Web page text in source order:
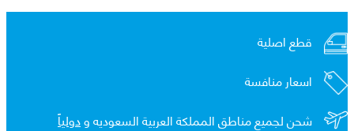
قطع اصلية
اسعار منافسة
شحن لجميع مناطق المملكة العربية السعوديه ودولياً